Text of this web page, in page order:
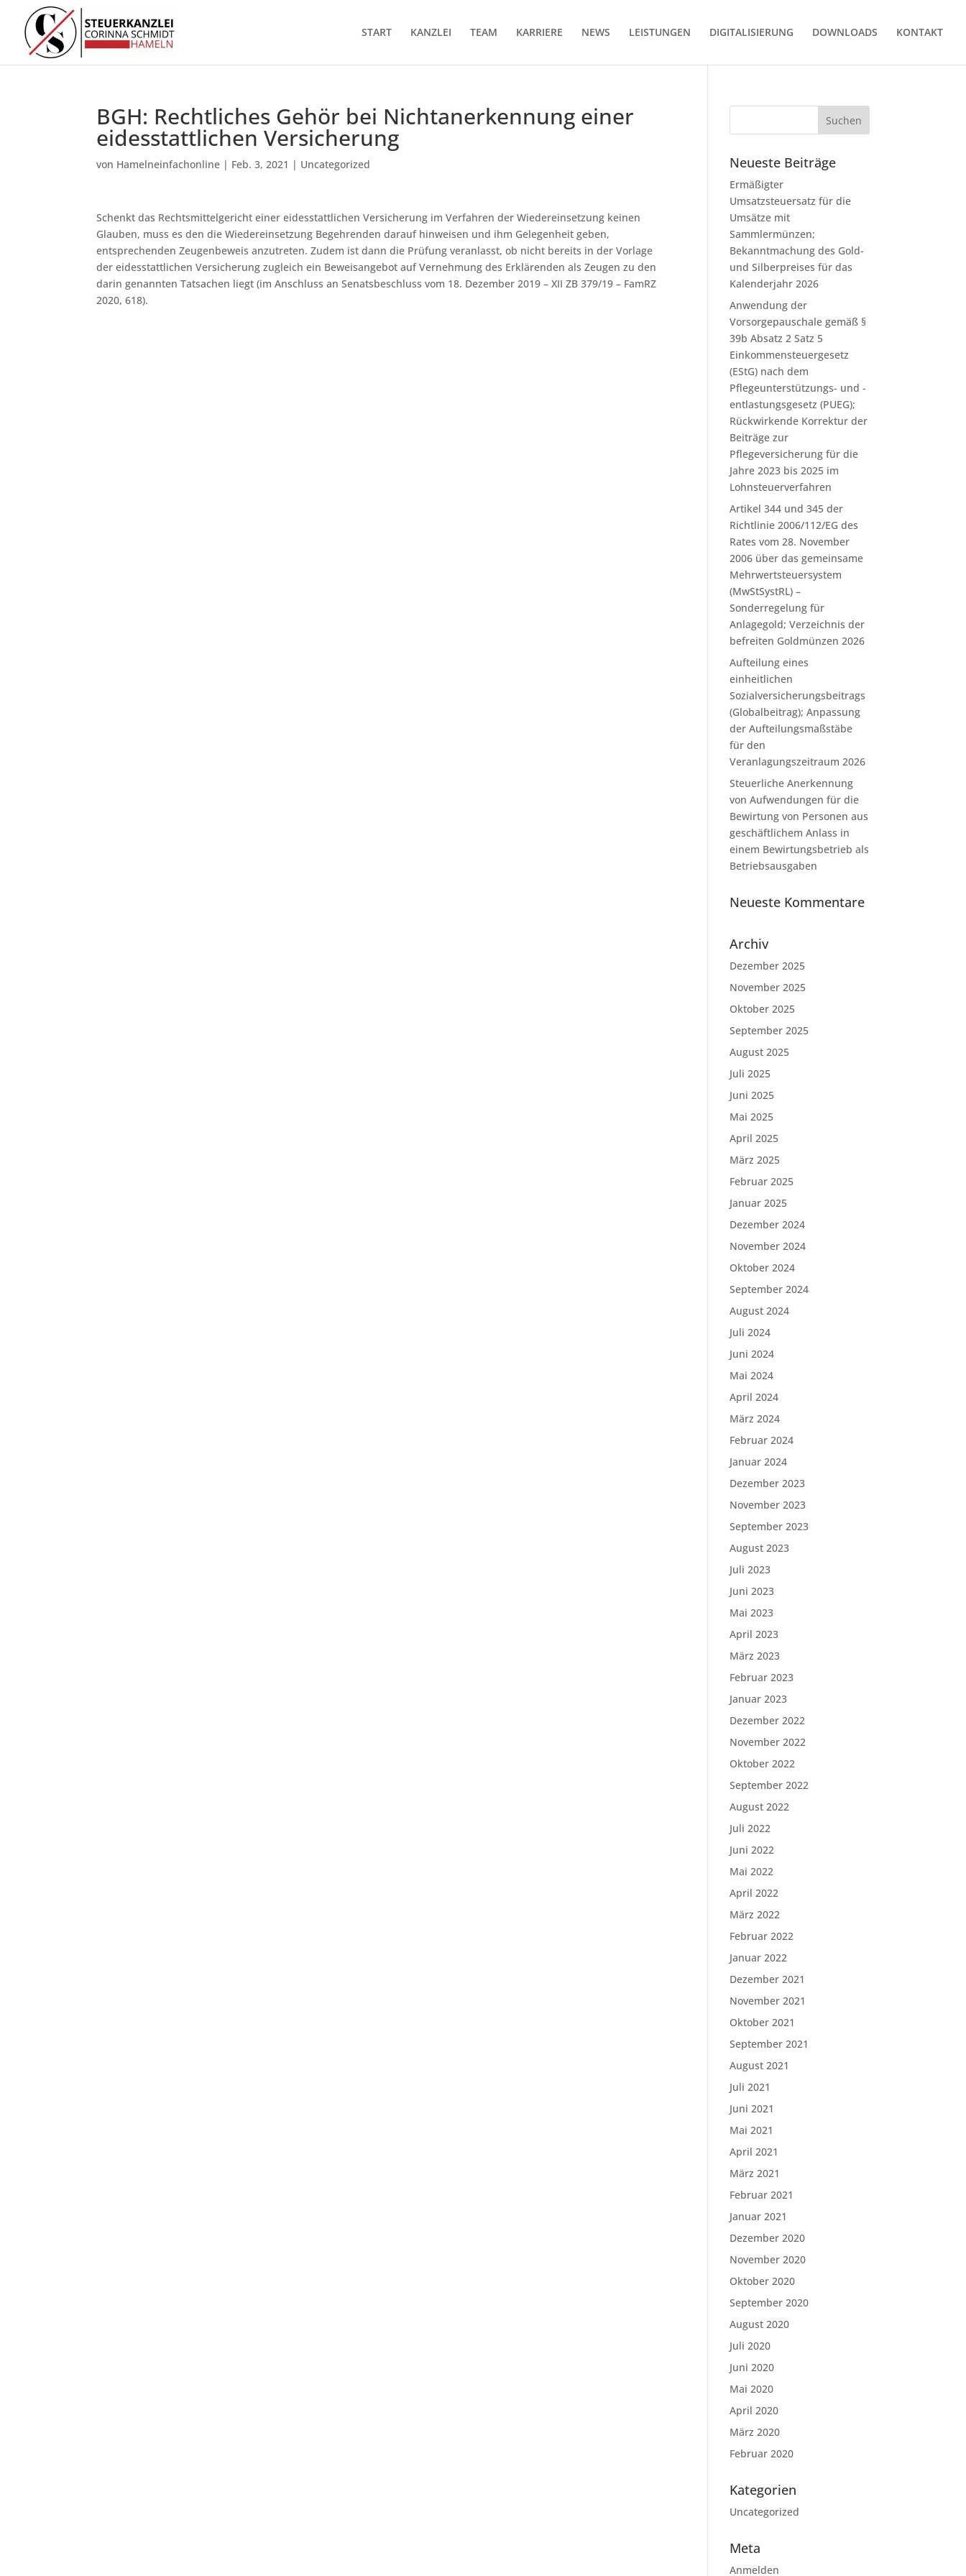
START KANZLEI TEAM KARRIERE NEWS LEISTUNGEN DIGITALISIERUNG DOWNLOADS KONTAKT
BGH: Rechtliches Gehör bei Nichtanerkennung einer
eidesstattlichen Versicherung
von Hamelneinfachonline | Feb. 3, 2021 | Uncategorized
Schenkt das Rechtsmittelgericht einer eidesstattlichen Versicherung im Verfahren der Wiedereinsetzung keinen
Glauben, muss es den die Wiedereinsetzung Begehrenden darauf hinweisen und ihm Gelegenheit geben,
entsprechenden Zeugenbeweis anzutreten. Zudem ist dann die Prüfung veranlasst, ob nicht bereits in der Vorlage
der eidesstattlichen Versicherung zugleich ein Beweisangebot auf Vernehmung des Erklärenden als Zeugen zu den
darin genannten Tatsachen liegt (im Anschluss an Senatsbeschluss vom 18. Dezember 2019 – XII ZB 379/19 – FamRZ
2020, 618).
Neueste Beiträge
Ermäßigter
Umsatzsteuersatz für die
Umsätze mit
Sammlermünzen;
Bekanntmachung des Gold-
und Silberpreises für das
Kalenderjahr 2026
Anwendung der
Vorsorgepauschale gemäß §
39b Absatz 2 Satz 5
Einkommensteuergesetz
(EStG) nach dem
Pflegeunterstützungs- und -
entlastungsgesetz (PUEG);
Rückwirkende Korrektur der
Beiträge zur
Pflegeversicherung für die
Jahre 2023 bis 2025 im
Lohnsteuerverfahren
Artikel 344 und 345 der
Richtlinie 2006/112/EG des
Rates vom 28. November
2006 über das gemeinsame
Mehrwertsteuersystem
(MwStSystRL) –
Sonderregelung für
Anlagegold; Verzeichnis der
befreiten Goldmünzen 2026
Aufteilung eines
einheitlichen
Sozialversicherungsbeitrags
(Globalbeitrag); Anpassung
der Aufteilungsmaßstäbe
für den
Veranlagungszeitraum 2026
Steuerliche Anerkennung
von Aufwendungen für die
Bewirtung von Personen aus
geschäftlichem Anlass in
einem Bewirtungsbetrieb als
Betriebsausgaben
Neueste Kommentare
Archiv
Dezember 2025
November 2025
Oktober 2025
September 2025
August 2025
Juli 2025
Juni 2025
Mai 2025
April 2025
März 2025
Februar 2025
Januar 2025
Dezember 2024
November 2024
Oktober 2024
September 2024
August 2024
Juli 2024
Juni 2024
Mai 2024
April 2024
März 2024
Februar 2024
Januar 2024
Dezember 2023
November 2023
September 2023
August 2023
Juli 2023
Juni 2023
Mai 2023
April 2023
März 2023
Februar 2023
Januar 2023
Dezember 2022
November 2022
Oktober 2022
September 2022
August 2022
Juli 2022
Juni 2022
Mai 2022
April 2022
März 2022
Februar 2022
Januar 2022
Dezember 2021
November 2021
Oktober 2021
September 2021
August 2021
Juli 2021
Juni 2021
Mai 2021
April 2021
März 2021
Februar 2021
Januar 2021
Dezember 2020
November 2020
Oktober 2020
September 2020
August 2020
Juli 2020
Juni 2020
Mai 2020
April 2020
März 2020
Februar 2020
Kategorien
Uncategorized
Meta
Anmelden